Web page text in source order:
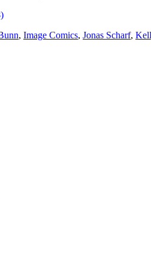
, Image Comics, Jonas Scharf,